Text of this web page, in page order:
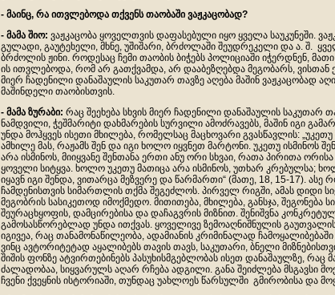
- მაინც, რა ითვლებოდა თქვენს თაობაში ვაჟკაცობად?
- მამა შიო: ვაჟკაცობა ყოველთვის დაფასებული იყო ყველა საუკუნეში.
გულადი, გაუტეხელი, მხნე, უშიშარი, ბრძოლაში შეუდრეკელი და ა. შ.
ბრძოლის ჟინი. როდესაც ჩემი თაობის ბიჭებს პოლიციაში იჭერდნენ,
ის ითვლებოდა, რომ არ გათქვამდა, არ დააბეზღებდა მეგობარს, ვისთან
მიერ ჩადენილი დანაშაულის საკუთარ თავზე აღება მაშინ ვაჟკაცობად
მაშინდელი თაობისთვის.
- მამა ზურაბი: რაც შეეხება სხვის მიერ ჩადენილი დანაშაულის საკუთარ
ნამდვილი, ჭეშმარიტი დახმარების სურვილი ამოძრავებს, მაშინ იგი
უნდა მოჰყვეს ისეთი მხილება, რომელსაც მაცხოვარი გვასწავლის: „უკეთუ
ამხილე მას, რაჟამს შენ და იგი ხოლო იყვნეთ მარტონი. უკეთუ ისმინოს
არა ისმინოს, მიიყვანე შენთანა ერთი ანუ ორი სხვაი, რათა პირითა
ყოველი სიტყვა. ხოლო უკეთუ მათიცა არა ისმინოს, უთხარ კრებულსა;
იყავნ იგი შენდა, ვითარცა მეზვერე და წარმართი“ (მათე, 18, 15-17). ასე
ჩამდენისთვის სიმართლის თქმა შეგეძლოს. პირველ რიგში, ამას დიდი
მეგობრის სასიკეთოდ იმოქმედო. მითითება, მხილება, განსჯა, შეგონება
შეურაცხყოფის, დამცირებისა და დაჩაგვრის მიზნით. შენიშვნა
გამოსასწორებლად უნდა ითქვას. ყოველივე ზემოაღნიშნულის
იგივეა, რაც თანამონაწილეობა, ადამიანის კრიმინალად ჩამოყალიბებაში
ვინც ავტორიტეტად აყალიბებს თავის თავს, საკუთარი, ბნელი
შიშის ფონზე ატვირთებინებს პასუხისმგებლობას ისეთ დანაშაულზე, რაც
ძალადობაა, სიყვარულს აღარ რჩება ადგილი. განა შეიძლება მსგავსი
ჩვენი ქვეყნის ისტორიაში, თუნდაც უახლოეს წარსულში გმირობისა და